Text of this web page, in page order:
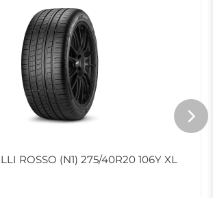
ROSSO (N1) 275/40R20 106Y XL